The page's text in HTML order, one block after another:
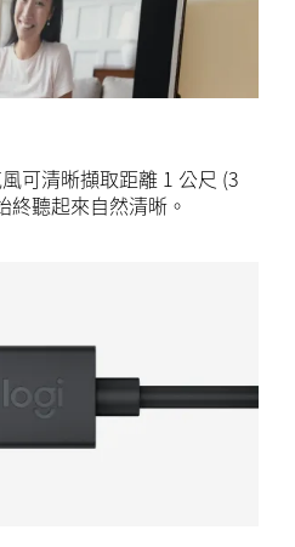
可清晰擷取距離 1 公尺 (3
終聽起來自然清晰。